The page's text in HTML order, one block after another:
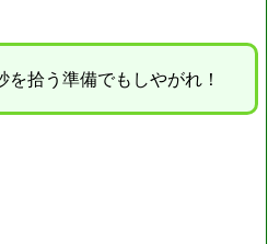
を拾う準備でもしやがれ！